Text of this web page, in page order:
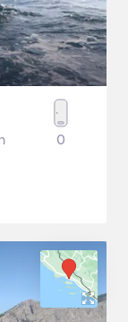
0